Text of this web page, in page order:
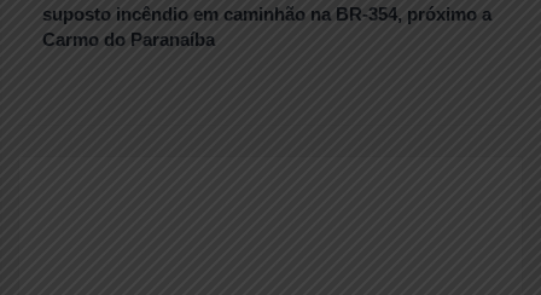
suposto incêndio em caminhão na BR-354, próximo a
Carmo do Paranaíba